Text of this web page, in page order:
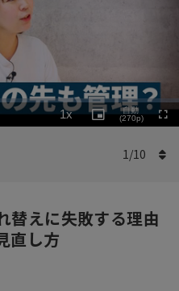
1x
Playback
Rate
Picture-
in-
自動
(270p)
1/10
替えに失敗する理由
直し方